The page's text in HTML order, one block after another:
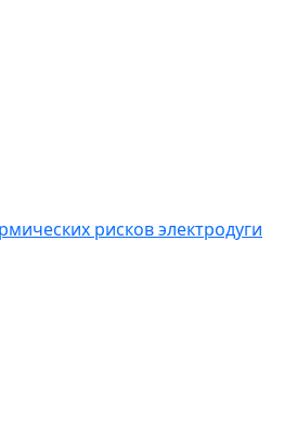
рисков электродуги